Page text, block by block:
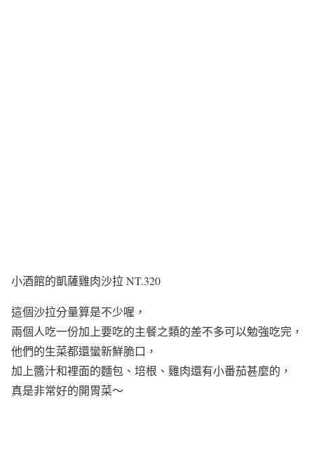
小酒館的凱薩雞肉沙拉 NT.320
這個沙拉分量算是不少喔，
兩個人吃一份加上要吃的主餐之類的差不多可以勉強吃完，
他們的生菜都還蠻新鮮脆口，
加上醬汁和裡面的麵包、培根、雞肉還有小番茄甚麼的，
真是非常好的開胃菜～